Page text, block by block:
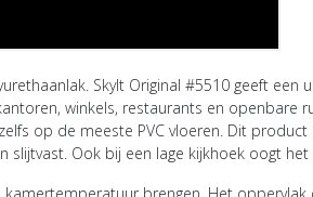
Skylt Original #5510 geeft een
winkels, restaurants en
op de meeste PVC vloeren. Dit
slijtvast. Ook bij een lage kijkhoek oogt